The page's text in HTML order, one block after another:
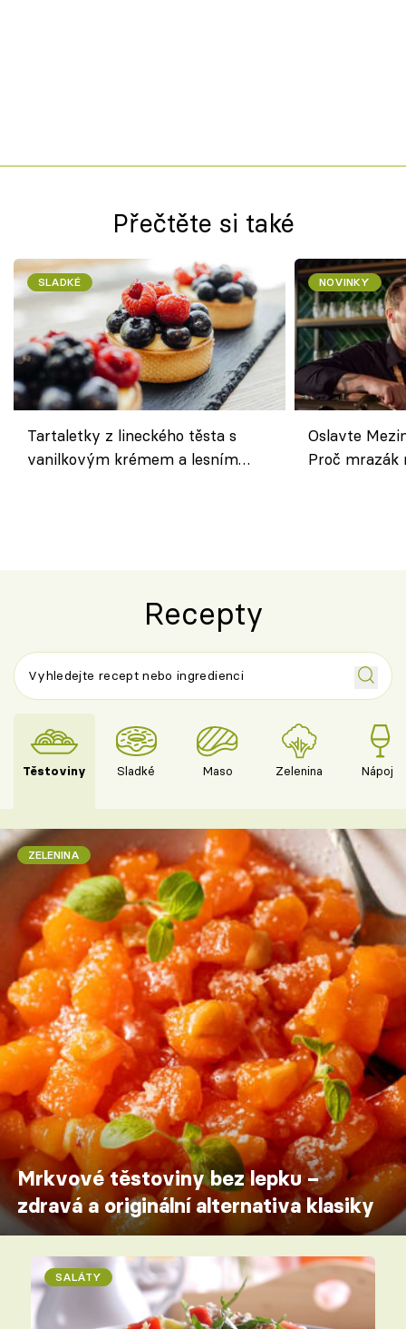
Přečtěte si také
SLADKÉ
Tartaletky z lineckého těsta s
vanilkovým krémem a lesním
NOVINKY
Oslavte
Proč
Recepty
Těstoviny Sladké Maso Zelenina Nápoje
ZELENINA
Mrkvové těstoviny bez lepku –
zdravá a originální alternativa klasiky
SALÁTY